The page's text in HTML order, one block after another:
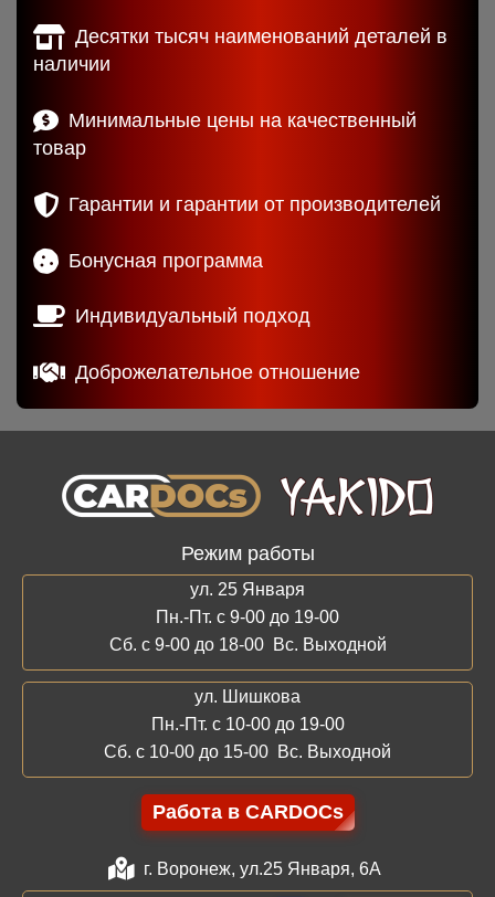
Десятки тысяч наименований деталей в
наличии
Минимальные цены на качественный
товар
Гарантии и гарантии от производителей
Бонусная программа
Индивидуальный подход
Доброжелательное отношение
Режим работы
ул. 25 Января
Пн.-Пт. с 9-00 до 19-00
Сб. с 9-00 до 18-00 Вс. Выходной
ул. Шишкова
Пн.-Пт. с 10-00 до 19-00
Сб. с 10-00 до 15-00 Вс. Выходной
Работа в CARDOCs
г. Воронеж, ул.25 Января, 6А